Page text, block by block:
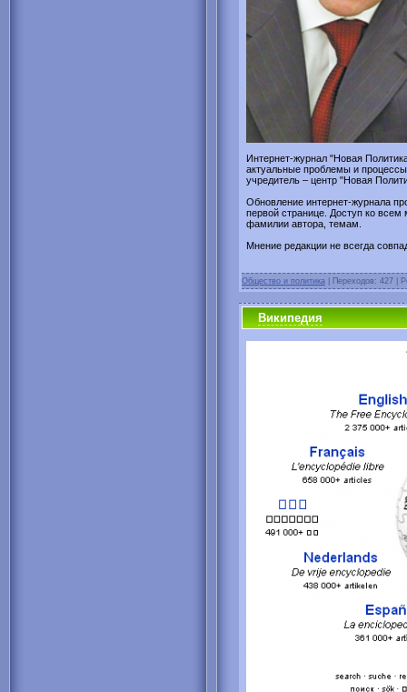
Интернет-журнал "Новая
актуальные проблемы и
учредитель – центр "Новая
Обновление интернет-журнала
первой странице. Доступ ко всем
фамилии автора, темам.
Мнение редакции не всегда
Общество и политика | Переходов: 427 |
Википедия